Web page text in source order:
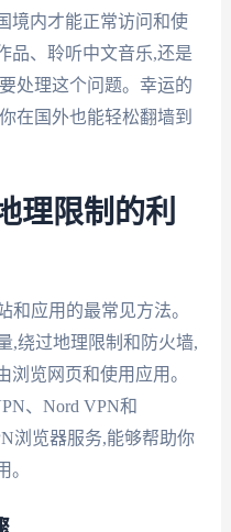
境内才能正常访问和使
品、聆听中文音乐,还是
处理这个问题。幸运的
在国外也能轻松翻墙到
理限制的利
和应用的最常见方法。
,绕过地理限制和防火墙,
览网页和使用应用。
、Nord VPN和
浏览器服务,能够帮助你